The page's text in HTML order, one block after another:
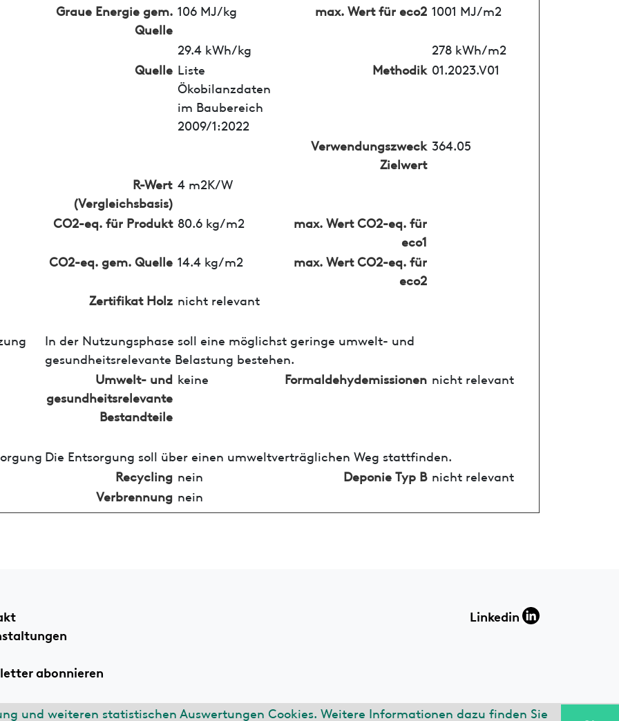
und weiteren statistischen Auswertungen Cookies. Weitere Informationen dazu finden Sie
Graue Energie gem.
Quelle
106 MJ/kg max. Wert für eco2 1001 MJ/m2
29.4 kWh/kg
278 kWh/m2
Quelle Liste
Ökobilanzdaten
im Baubereich
2009/1:2022
Methodik 01.2023.V01
Verwendungszweck
Zielwert
364.05
R-Wert
(Vergleichsbasis)
4 m2K/W
CO2-eq. für Produkt 80.6 kg/m2
max. Wert CO2-eq. für
eco1
CO2-eq. gem. Quelle 14.4 kg/m2
max. Wert CO2-eq. für
eco2
Zertifikat Holz nicht relevant
In der Nutzungsphase soll eine möglichst geringe umwelt- und
gesundheitsrelevante Belastung bestehen.
Umwelt- und
gesundheitsrelevante
Bestandteile
keine Formaldehydemissionen nicht relevant
Die Entsorgung soll über einen umweltverträglichen Weg stattfinden.
Recycling nein Deponie Typ B nicht relevant
Verbrennung nein
abonnieren
Linkedin